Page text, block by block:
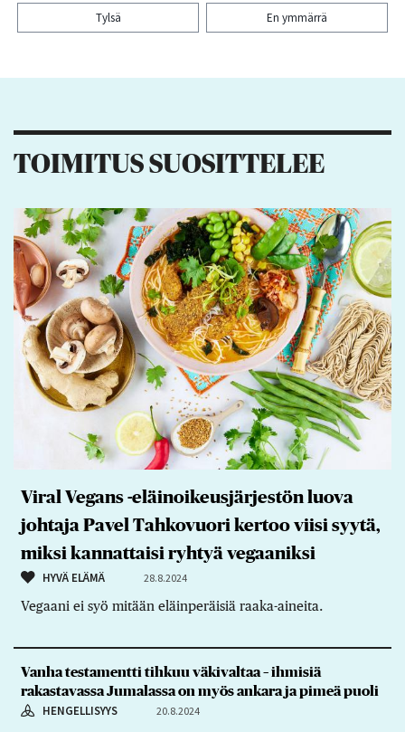
Tylsä En ymmärrä
TOIMITUS SUOSITTELEE
Viral Vegans -eläinoikeusjärjestön luova
johtaja Pavel Tahkovuori kertoo viisi syytä,
miksi kannattaisi ryhtyä vegaaniksi
HYVÄ ELÄMÄ 28.8.2024
Vegaani ei syö mitään eläinperäisiä raaka-aineita.
Vanha testamentti tihkuu väkivaltaa – ihmisiä
rakastavassa Jumalassa on myös ankara ja pimeä puoli
HENGELLISYYS 20.8.2024